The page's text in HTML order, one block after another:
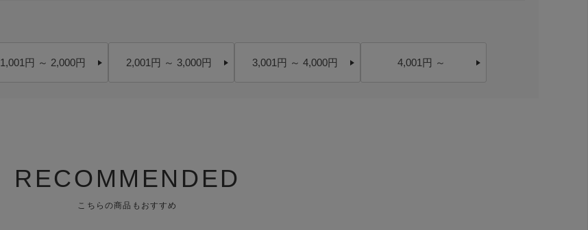
1,001円 ～ 2,000円 2,001円 ～ 3,000円 3,001円 ～ 4,000円 4,001円 ～
RECOMMENDED
こちらの商品もおすすめ